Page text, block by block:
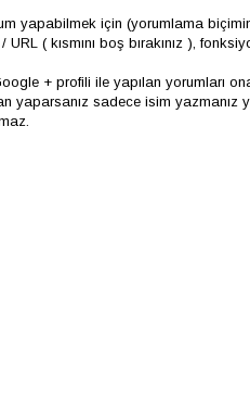
yapabilmek için (yorumlama
URL ( kısmını boş bırakınız ),
+ profili ile yapılan yorumları
yaparsanız sadece isim yazmanız